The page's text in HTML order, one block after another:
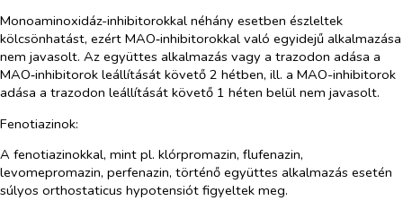
Monoaminoxidáz-inhibitorokkal néhány esetben észleltek
kölcsönhatást, ezért MAO‑inhibitorokkal való egyidejű alkalmazása
nem javasolt. Az együttes alkalmazás vagy a trazodon adása a
MAO‑inhibitorok leállítását követő 2 hétben, ill. a MAO-inhibitorok
adása a trazodon leállítását követő 1 héten belül nem javasolt.
Fenotiazinok:
A fenotiazinokkal, mint pl. klórpromazin, flufenazin,
levomepromazin, perfenazin, történő együttes alkalmazás esetén
súlyos orthostaticus hypotensiót figyeltek meg.